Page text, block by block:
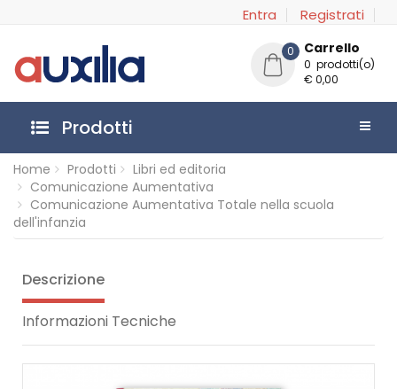
Entra Registrati
0 Carrello
0 prodotti(o)
€ 0,00
Prodotti
Home Prodotti
Libri ed editoria
Comunicazione Aumentativa
Comunicazione Aumentativa Totale nella scuola
dell'infanzia
Descrizione
Informazioni Tecniche